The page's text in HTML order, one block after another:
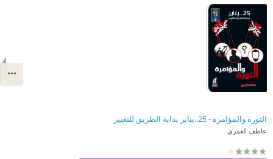
الثورة والمؤامرة - 25..يناير بداية الطريق للتغيير
عاطف الغمري